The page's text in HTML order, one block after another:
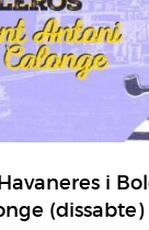
i
(dissabte)